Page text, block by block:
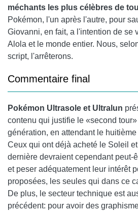
méchants les plus célèbres de
Pokémon, l'un après l'autre, pour
Giovanni, en fait, a l'intention de se
Alola et le monde entier. Nous,
script, l'arrêterons.
Commentaire final
Pokémon Ultrasole et Ultralun
contenu qui justifie le «second
génération, en attendant le
Ceux qui ont déjà acheté le Soleil
dernière devraient cependant peut-
et peser adéquatement leur intérêt
proposées, les seules qui dans ce
De plus, le secteur technique est
précédent: pour avoir des